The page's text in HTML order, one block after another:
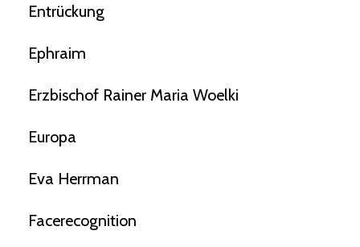
Entrückung
Ephraim
Erzbischof Rainer Maria Woelki
Europa
Eva Herrman
Facerecognition